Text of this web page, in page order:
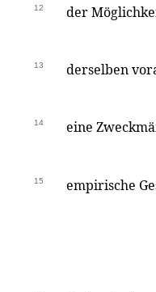
12 der
13 derselben
14 eine
15 empirische